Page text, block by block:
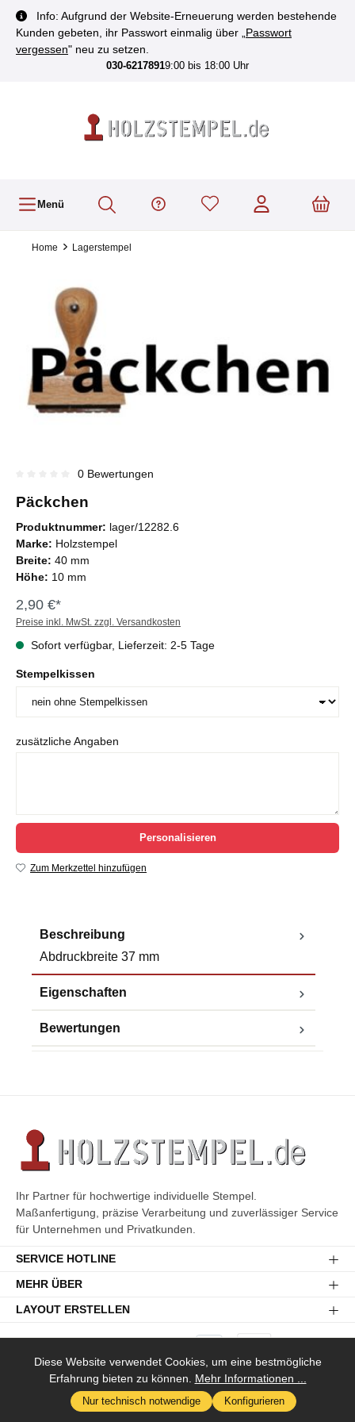
springen
Info: Aufgrund der Website-Erneuerung werden bestehende
Kunden gebeten, ihr Passwort einmalig über „ Passwort
vergessen" neu zu setzen.
030-62178919:00 bis 18:00 Uhr
Menü
Home Lagerstempel
0 Bewertungen
Päckchen
Produktnummer: lager/12282.6
Marke: Holzstempel
Breite: 40 mm
Höhe: 10 mm
2,90 €*
Preise inkl. MwSt. zzgl. Versandkosten
Sofort verfügbar, Lieferzeit: 2-5 Tage
Stempelkissen
zusätzliche Angaben
Personalisieren
Zum Merkzettel hinzufügen
Beschreibung
Abdruckbreite 37 mm
Eigenschaften
Bewertungen
Ihr Partner für hochwertige individuelle Stempel.
Maßanfertigung, präzise Verarbeitung und zuverlässiger Service
für Unternehmen und Privatkunden.
SERVICE HOTLINE
MEHR ÜBER
LAYOUT ERSTELLEN
* Alle Preise inkl. gesetzl. Mehrwertsteuer zzgl. Versandkosten
Nachnahmegebühren, wenn nicht anders angegeben.
Diese Website verwendet Cookies, um eine bestmögliche
Erfahrung bieten zu können. Mehr Informationen ...
Nur technisch notwendige Konfigurieren